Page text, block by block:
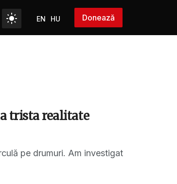
EN HU Donează
trista realitate
pe drumuri. Am investigat